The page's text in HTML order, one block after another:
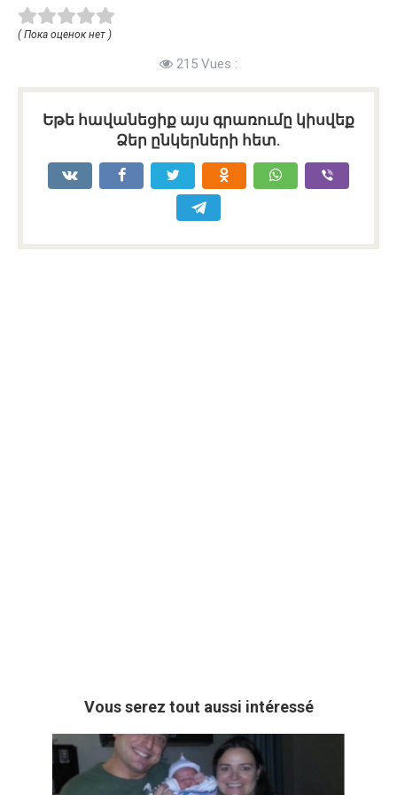
( Пока оценок нет )
215 Vues :
Եթե հավանեցիք այս գրառումը կիսվեք
Ձեր ընկերների հետ.
Vous serez tout aussi intéressé